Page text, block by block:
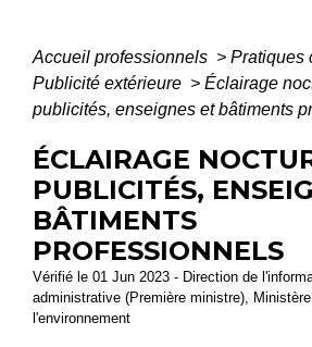
Accueil professionnels > Pratiques
Publicité extérieure > Éclairage
publicités, enseignes et bâtiments
ÉCLAIRAGE
PUBLICITÉS,
BÂTIMENTS
PROFESSIONNELS
Vérifié le 01 Jun 2023 - Direction de
administrative (Première ministre),
l'environnement